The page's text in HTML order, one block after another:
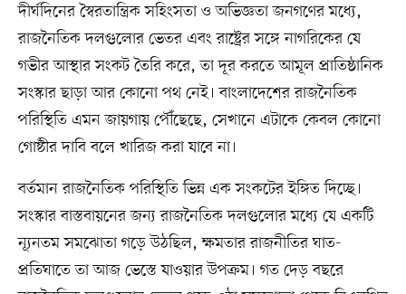
দীর্ঘদিনের স্বৈরতান্ত্রিক সহিংসতা ও অভিজ্ঞতা জনগণের মধ্যে,
রাজনৈতিক দলগুলোর ভেতর এবং রাষ্ট্রের সঙ্গে নাগরিকের যে
গভীর আস্থার সংকট তৈরি করে, তা দূর করতে আমূল প্রাতিষ্ঠানিক
সংস্কার ছাড়া আর কোনো পথ নেই। বাংলাদেশের রাজনৈতিক
পরিস্থিতি এমন জায়গায় পৌঁছেছে, সেখানে এটাকে কেবল কোনো
গোষ্ঠীর দাবি বলে খারিজ করা যাবে না।
বর্তমান রাজনৈতিক পরিস্থিতি ভিন্ন এক সংকটের ইঙ্গিত দিচ্ছে।
সংস্কার বাস্তবায়নের জন্য রাজনৈতিক দলগুলোর মধ্যে যে একটি
ন্যূনতম সমঝোতা গড়ে উঠছিল, ক্ষমতার রাজনীতির ঘাত-
প্রতিঘাতে তা আজ ভেস্তে যাওয়ার উপক্রম। গত দেড় বছরে